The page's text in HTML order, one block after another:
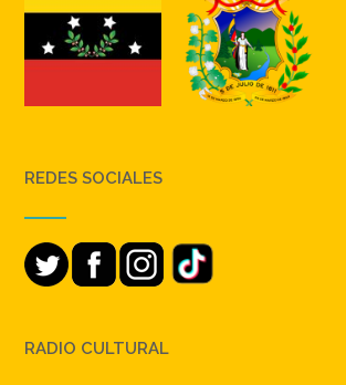
REDES SOCIALES
RADIO CULTURAL